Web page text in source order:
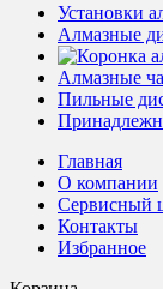
Установки
Алмазные
Алмазные
Пильные
Главная
О компании
Сервисный
Контакты
Избранное